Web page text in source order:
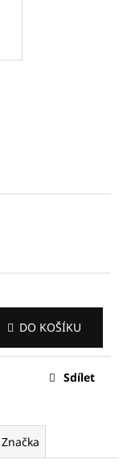
DO KOŠÍKU
Sdílet
Značka